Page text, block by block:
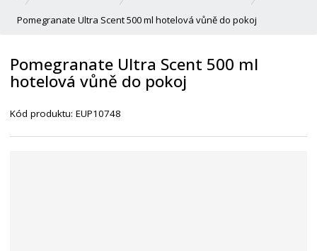
e
t
v
o
í
s
r
Pomegranate Ultra Scent 500 ml hotelová vůně do pokoj
Pomegranate Ultra Scent 500 ml
hotelová vůně do pokoj
Kód produktu:EUP10748